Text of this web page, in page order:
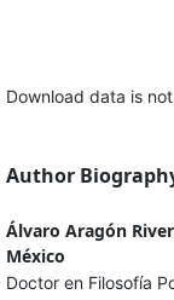
Download data is
Author
Álvaro Aragón
México
Doctor en Filosofía